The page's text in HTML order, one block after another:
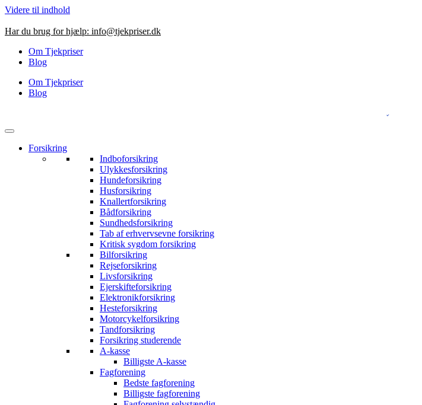
Videre til indhold
Har du brug for hjælp: info@tjekpriser.dk
Om Tjekpriser
Blog
Om Tjekpriser
Blog
Forsikring
Indboforsikring
Ulykkesforsikring
Hundeforsikring
Husforsikring
Knallertforsikring
Bådforsikring
Sundhedsforsikring
Tab af erhvervsevne forsikring
Kritisk sygdom forsikring
Bilforsikring
Rejseforsikring
Livsforsikring
Ejerskifteforsikring
Elektronikforsikring
Hesteforsikring
Motorcykelforsikring
Tandforsikring
Forsikring studerende
A-kasse
Billigste A-kasse
Fagforening
Bedste fagforening
Billigste fagforening